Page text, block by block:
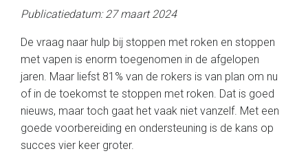
Publicatiedatum: 27 maart 2024
De vraag naar hulp bij stoppen met roken en stoppen
met vapen is enorm toegenomen in de afgelopen
jaren. Maar liefst 81% van de rokers is van plan om nu
of in de toekomst te stoppen met roken. Dat is goed
nieuws, maar toch gaat het vaak niet vanzelf. Met een
goede voorbereiding en ondersteuning is de kans op
succes vier keer groter.